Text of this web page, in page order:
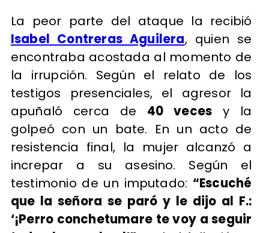
La peor parte del ataque la recibió
Isabel Contreras Aguilera, quien se
encontraba acostada al momento de
la irrupción. Según el relato de los
testigos presenciales, el agresor la
apuñaló cerca de 40 veces y la
golpeó con un bate. En un acto de
resistencia final, la mujer alcanzó a
increpar a su asesino. Según el
testimonio de un imputado: “Escuché
que la señora se paró y le dijo al F.:
‘¡Perro conchetumare te voy a seguir